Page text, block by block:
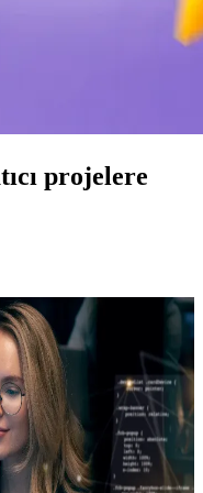
projelere